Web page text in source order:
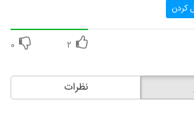
کردن
۲ ۰
نظرات